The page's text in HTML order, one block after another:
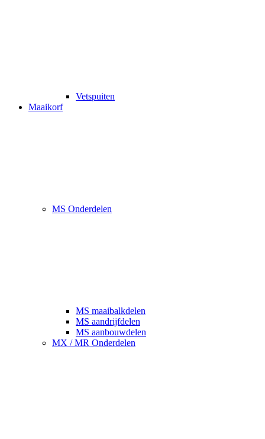
Vetspuiten
Maaikorf
MS Onderdelen
MS maaibalkdelen
MS aandrijfdelen
MS aanbouwdelen
MX / MR Onderdelen